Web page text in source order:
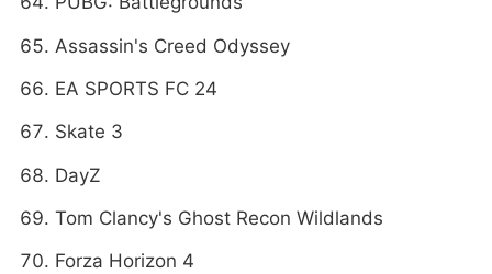
Assassin's Creed Odyssey
EA SPORTS FC 24
Skate 3
DayZ
Tom Clancy's Ghost Recon Wildlands
Forza Horizon 4